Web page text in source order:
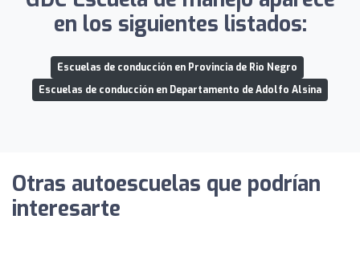
en los siguientes listados:
Escuelas de conducción en Provincia de Rio Negro
Escuelas de conducción en Departamento de Adolfo Alsina
Otras autoescuelas que podrían
interesarte